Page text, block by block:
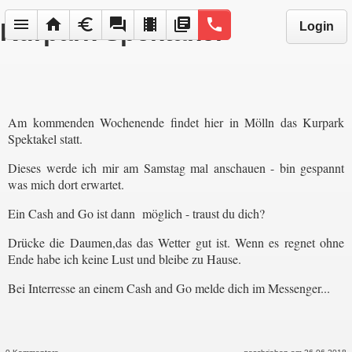
menu home euro forum local_movies library_books phone Login
Kurpark Spektakel
Am kommenden Wochenende findet hier in Mölln das Kurpark
Spektakel statt.
Dieses werde ich mir am Samstag mal anschauen - bin gespannt
was mich dort erwartet.
Ein Cash and Go ist dann möglich - traust du dich?
Drücke die Daumen,das das Wetter gut ist. Wenn es regnet ohne
Ende habe ich keine Lust und bleibe zu Hause.
Bei Interresse an einem Cash and Go melde dich im Messenger...